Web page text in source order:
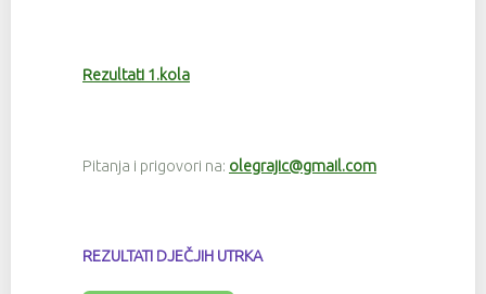
Rezultati 1.kola
Pitanja i prigovori na: olegrajic@gmail.com
REZULTATI DJEČJIH UTRKA